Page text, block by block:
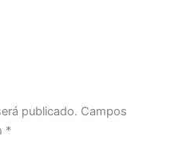
publicado. Campos
*